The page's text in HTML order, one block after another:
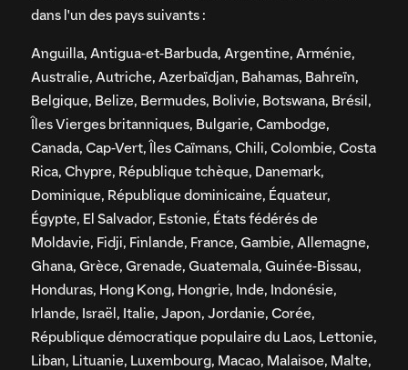
dans l'un des pays suivants :
Anguilla, Antigua-et-Barbuda, Argentine, Arménie,
Australie, Autriche, Azerbaïdjan, Bahamas, Bahreïn,
Belgique, Belize, Bermudes, Bolivie, Botswana, Brésil,
Îles Vierges britanniques, Bulgarie, Cambodge,
Canada, Cap-Vert, Îles Caïmans, Chili, Colombie, Costa
Rica, Chypre, République tchèque, Danemark,
Dominique, République dominicaine, Équateur,
Égypte, El Salvador, Estonie, États fédérés de
Moldavie, Fidji, Finlande, France, Gambie, Allemagne,
Ghana, Grèce, Grenade, Guatemala, Guinée-Bissau,
Honduras, Hong Kong, Hongrie, Inde, Indonésie,
Irlande, Israël, Italie, Japon, Jordanie, Corée,
République démocratique populaire du Laos, Lettonie,
Liban, Lituanie, Luxembourg, Macao, Malaisoe, Malte,